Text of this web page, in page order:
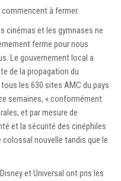
à fermer.
cinémas et les gymnases ne
ferme pour nous
Le gouvernement local a
de la propagation du
les 630 sites AMC du pays
semaines, « conformément
et par mesure de
et la sécurité des cinéphiles
colossal nouvelle tandis que le
et Universal ont pris les